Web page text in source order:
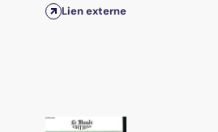
Lien externe